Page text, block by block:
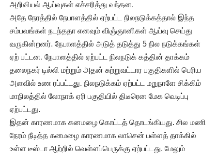
அறிவியல் ஆய்வுகள் எச்சரித்து வந்தன.
அதே நேரத்தில் நேபாளத்தில் ஏற்பட்ட நிலநடுக்கத்தால் இந்த
சம்பவங்கள் நடந்ததா எனவும் விஞ்ஞானிகள் ஆய்வு செய்து
வருகின்றனர். நேபாளத்தில் அடுத் தடுத்து 5 நில நடுக்கங்கள்
ஏற் பட்டன. நேபாளத்தில் ஏற்பட்ட நிலநடுக் கத்தின் தாக்கம்
தலைநகர் டில்லி மற்றும் அதன் சுற்றுவட்டார பகுதிகளில் பெரிய
அளவில் உண ரப்பட்டது. நிலநடுக்கம் ஏற்பட்ட மறுநாளே சிக்கிம்
மாநிலத்தில் லோநாக் ஏரி பகுதியில் திடீரென மேக வெடிப்பு
ஏற்பட்டது.
இதன் காரணமாக கனமழை கொட்டத் தொடங்கியது. சில மணி
நேரம் நீடித்த கனமழை காரணமாக லாசென் பள்ளத் தாக்கில்
உள்ள டீஸ்டா ஆற்றில் வெள்ளப்பெருக்கு ஏற்பட்டது. மேலும்